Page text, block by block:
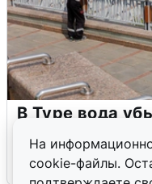
На
cookie-файлы.
В Туре вода
4 августа 0